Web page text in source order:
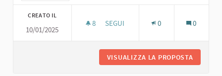
CREATO IL
10/01/2025
8 8 SOSTENITORI
SEGUI 0 0
VISUALIZZA LA PROPOSTA